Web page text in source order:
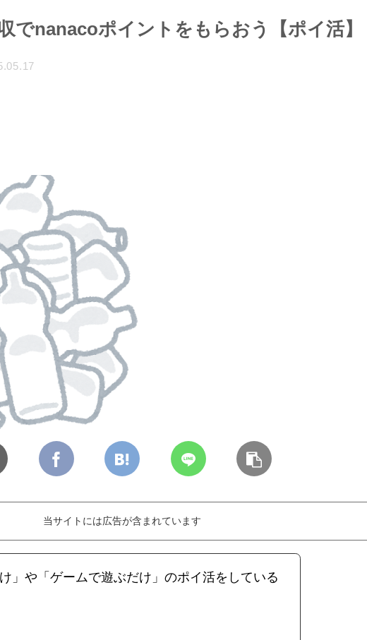
でnanacoポイントをもらおう【ポイ活】
当サイトには広告が含まれています
け」や「ゲームで遊ぶだけ」のポイ活をしている